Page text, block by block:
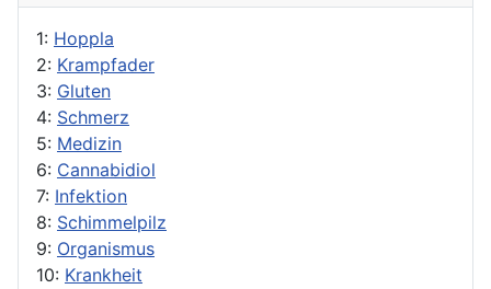
1: Hoppla
2: Krampfader
3: Gluten
4: Schmerz
5: Medizin
6: Cannabidiol
7: Infektion
8: Schimmelpilz
9: Organismus
10: Krankheit